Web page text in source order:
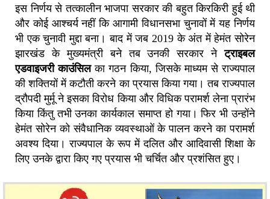
इस निर्णय से तत्कालीन भाजपा सरकार की बहुत किरकिरी हुई थी
और कोई आश्चर्य नहीं कि आगामी विधानसभा चुनावों में यह निर्णय
भी एक चुनावी मुद्दा बना। बाद में जब 2019 के अंत में हेमंत सोरेन
झारखंड के मुख्यमंत्री बने तब उनकी सरकार नेट्राइबल
एडवाइजरी काउंसिलका गठन किया, जिसके माध्यम से राज्यपाल
की शक्तियों में कटौती करने का प्रयास किया गया। तब राज्यपाल
द्रौपदी मुर्मू ने इसका विरोध किया और विधिक परामर्श लेना प्रारंभ
किया किंतु तभी उनका कार्यकाल समाप्त हो गया। फिर भी उन्होंने
हेमंत सोरेन को संवैधानिक व्यवस्थाओं के पालन करने का परामर्श
अवश्य दिया। राज्यपाल के रूप में दलित और आदिवासी शिक्षा के
लिए उनके द्वारा किए गए प्रयास भी चर्चित और प्रशंसित हुए।